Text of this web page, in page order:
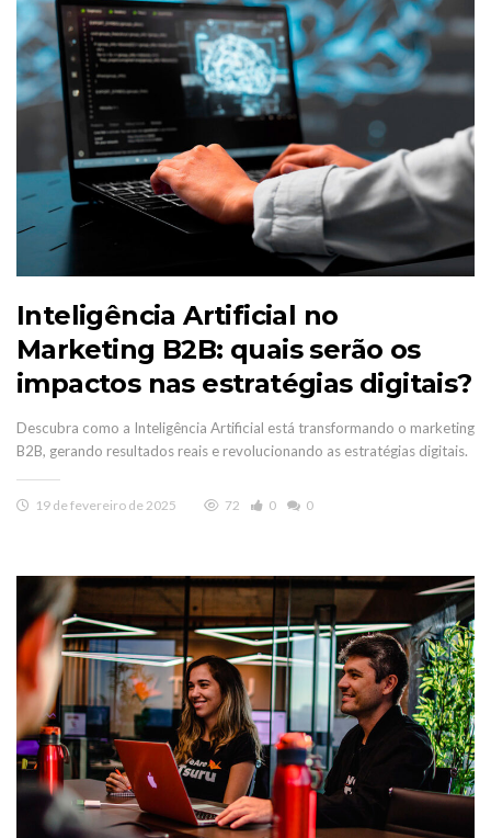
Inteligência Artificial no
Marketing B2B: quais serão os
impactos nas estratégias digitais?
Descubra como a Inteligência Artificial está transformando o marketing
B2B, gerando resultados reais e revolucionando as estratégias digitais.
19 de fevereiro de 2025 72 0 0